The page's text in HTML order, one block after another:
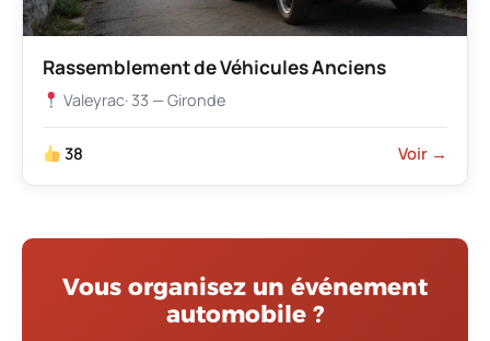
Rassemblement de Véhicules Anciens
Valeyrac· 33 — Gironde
38 Voir →
Vous organisez un événement
automobile ?